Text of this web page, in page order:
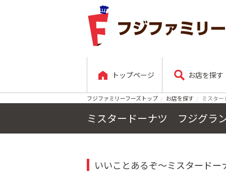
トップページ お店を探す
フジファミリーフーズトップ お店を探す ミスタ
ミスタードーナツ フジグラ
いいことあるぞ～ミスタード